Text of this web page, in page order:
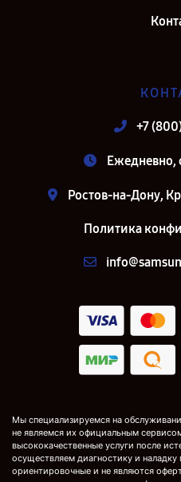
+7
Ежедневно,
Ростов-на-Дону,
Политика
Мы специализируемся на
не являемся их официальным
высококачественные услуги после
осуществляем диагностику и
ориентировочные и не являются